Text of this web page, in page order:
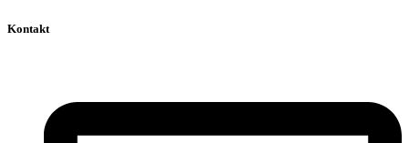
Kontakt